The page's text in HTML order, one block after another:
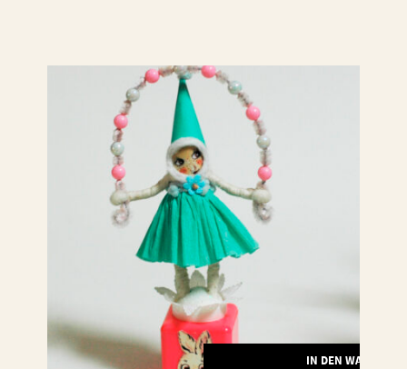
IN DEN